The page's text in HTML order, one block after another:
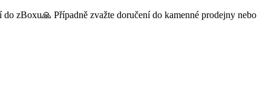
zBoxu🙏 Případně zvažte doručení do kamenné prodejny nebo